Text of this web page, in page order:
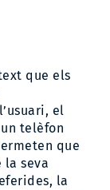
que els
el
telèfon
que
seva
la